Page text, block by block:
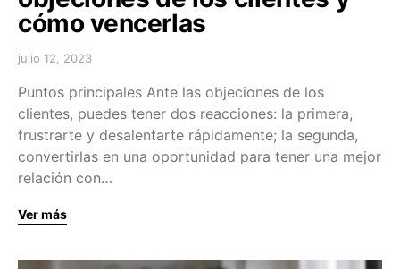
cómo vencerlas
julio 12, 2023
Puntos principales Ante las objeciones de los
clientes, puedes tener dos reacciones: la primera,
frustrarte y desalentarte rápidamente; la segunda,
convertirlas en una oportunidad para tener una mejor
relación con…
Ver más